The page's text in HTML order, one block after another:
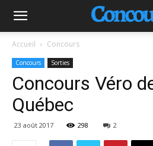
Accueil Concours
Concours Sorties
Concours Véro
Québec
23 août 2017 298 2